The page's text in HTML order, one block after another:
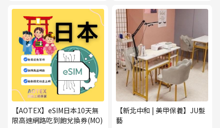
【AOTEX】eSIM日本10天無
限高速網路吃到飽兌換券(MO)
【新北中和 | 美甲保養】JU髮
藝